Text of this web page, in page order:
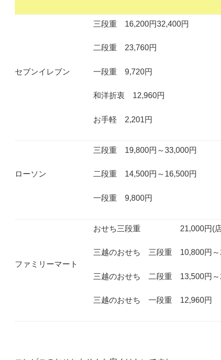
セブンイレブン
三段重 16,200円32,400円
二段重 23,760円
一段重 9,720円
和洋折衷 12,960円
お手軽 2,201円
ローソン
三段重 19,800円～33,000円
二段重 14,500円～16,500円
一段重 9,800円
ファミリーマート
おせち三段重 21,000円(店頭
三越のおせち 三段重 10,800円～
三越のおせち 二段重 13,500円～
三越のおせち 一段重 12,960円